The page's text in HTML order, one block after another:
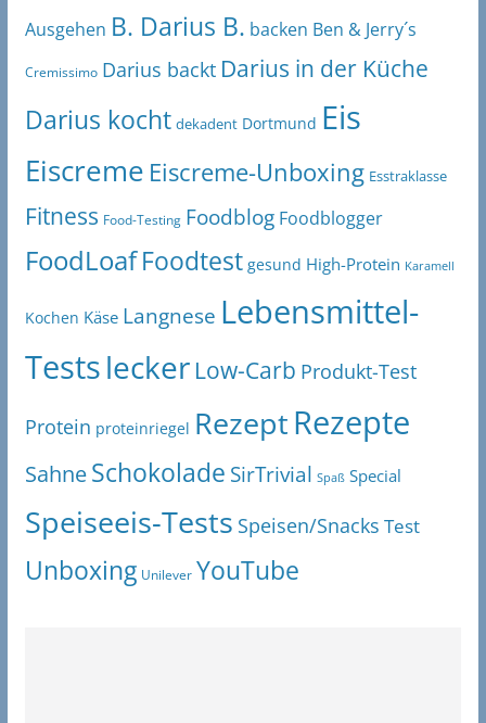
Ausgehen B. Darius B. backen Ben & Jerry´s
Cremissimo Darius backt Darius in der Küche
Darius kocht dekadent Dortmund Eis
Eiscreme Eiscreme-Unboxing Esstraklasse
Fitness Food-Testing Foodblog Foodblogger
FoodLoaf Foodtest gesund High-Protein Karamell
Kochen Käse Langnese Lebensmittel-
Testslecker Low-Carb Produkt-Test
Protein proteinriegel RezeptRezepte
SahneSchokolade SirTrivial Spaß Special
Speiseeis-Tests Speisen/Snacks Test
Unboxing Unilever YouTube